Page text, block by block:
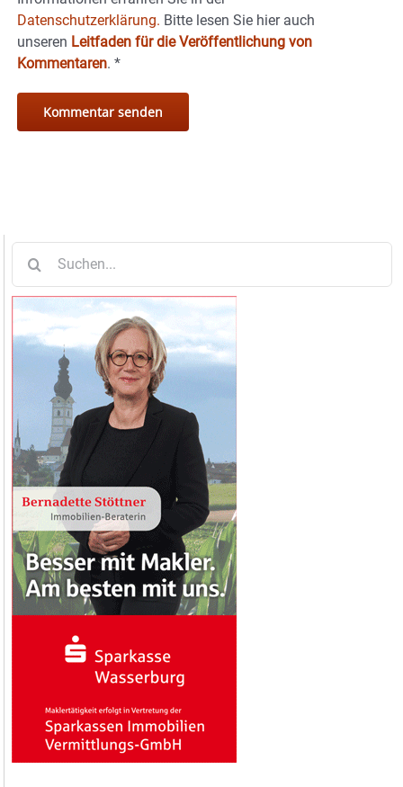
Datenschutzerklärung. Bitte lesen Sie hier auch
unseren Leitfaden für die Veröffentlichung von
Kommentaren. *
nach: